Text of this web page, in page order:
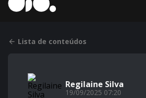
Lista de conteúdos
Regilaine Silva
19/09/2025 07:20